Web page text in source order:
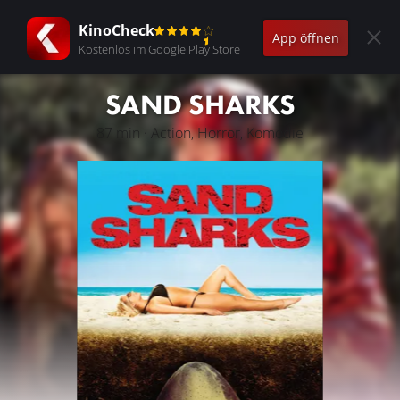
KinoCheck
Kostenlos im Google Play Store
App öffnen
SAND SHARKS
87 min · Action, Horror, Komödie